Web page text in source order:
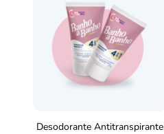
Desodorante Antitranspirante